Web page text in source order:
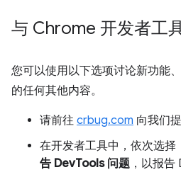
与 Chrome 开发者工
您可以使用以下选项讨论新功能
的任何其他内容。
请前往 crbug.com 向我们
在开发者工具中，依次选择
告 DevTools 问题 ，以报告